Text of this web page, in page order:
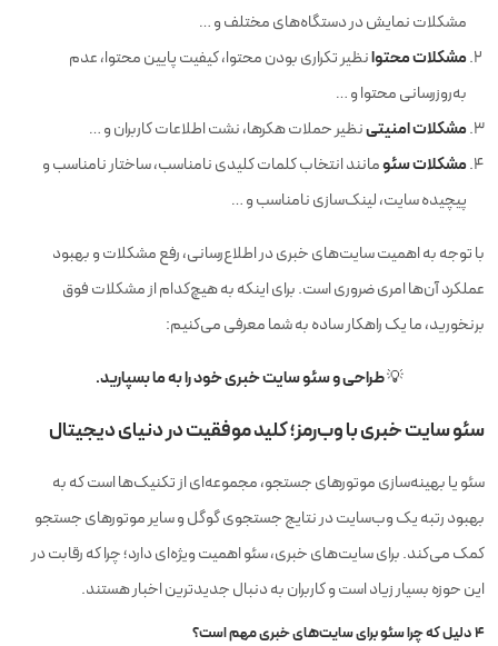
مشکلات نمایش در دستگاه‌های مختلف و …
مشکلات محتوانظیر تکراری بودن محتوا، کیفیت پایین محتوا، عدم
به‌روزرسانی محتوا و …
مشکلات امنیتینظیر حملات هکرها، نشت اطلاعات کاربران و …
مشکلات سئومانند انتخاب کلمات کلیدی نامناسب، ساختار نامناسب و
پیچیده سایت، لینک‌سازی نامناسب و …
با توجه به اهمیت سایت‌های خبری در اطلاع‌رسانی، رفع مشکلات و بهبود
عملکرد آن‌ها امری ضروری است. برای اینکه به هیچ‌کدام از مشکلات فوق
برنخورید، ما یک راهکار ساده به شما معرفی می‌کنیم:
💡 طراحی و سئو سایت خبری خود را به ما بسپارید.
سئو سایت خبری با وب‌رمز؛ کلید موفقیت در دنیای دیجیتال
سئو یا بهینه‌سازی موتورهای جستجو، مجموعه‌ای از تکنیک‌ها است که به
بهبود رتبه یک وب‌سایت در نتایج جستجوی گوگل و سایر موتورهای جستجو
کمک می‌کند. برای سایت‌های خبری، سئو اهمیت ویژه‌ای دارد؛ چرا که رقابت در
این حوزه بسیار زیاد است و کاربران به دنبال جدیدترین اخبار هستند.
۴ دلیل که چرا سئو برای سایت‌های خبری مهم است؟